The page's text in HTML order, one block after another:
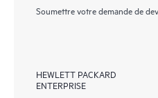
Soumettre votre demande de
HEWLETT PACKARD
ENTERPRISE